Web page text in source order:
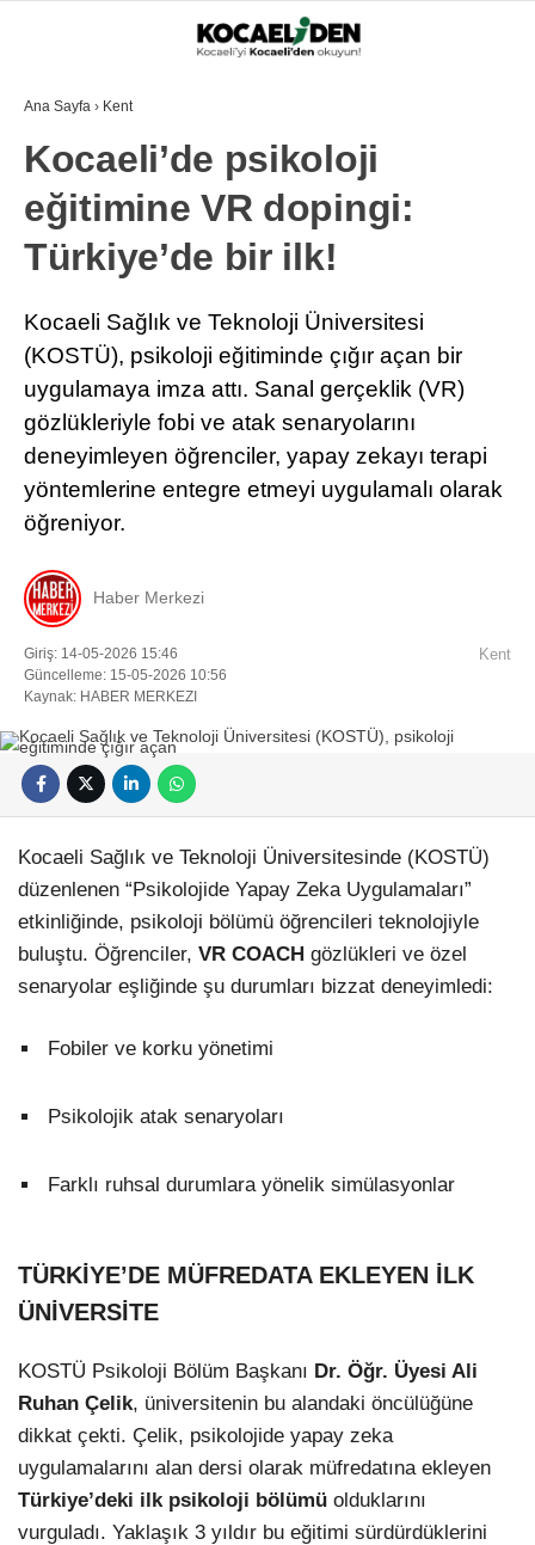
Ana Sayfa › Kent
Kocaeli’de psikoloji
eğitimine VR dopingi:
Türkiye’de bir ilk!
Kocaeli Sağlık ve Teknoloji Üniversitesi
(KOSTÜ), psikoloji eğitiminde çığır açan bir
uygulamaya imza attı. Sanal gerçeklik (VR)
gözlükleriyle fobi ve atak senaryolarını
deneyimleyen öğrenciler, yapay zekayı terapi
yöntemlerine entegre etmeyi uygulamalı olarak
öğreniyor.
Haber Merkezi
Giriş: 14-05-2026 15:46
Güncelleme: 15-05-2026 10:56
Kaynak: HABER MERKEZI
Kent
Kocaeli Sağlık ve Teknoloji Üniversitesinde (KOSTÜ)
düzenlenen “Psikolojide Yapay Zeka Uygulamaları”
etkinliğinde, psikoloji bölümü öğrencileri teknolojiyle
buluştu. Öğrenciler, VR COACH gözlükleri ve özel
senaryolar eşliğinde şu durumları bizzat deneyimledi:
Fobiler ve korku yönetimi
Psikolojik atak senaryoları
Farklı ruhsal durumlara yönelik simülasyonlar
TÜRKİYE’DE MÜFREDATA EKLEYEN İLK
ÜNİVERSİTE
KOSTÜ Psikoloji Bölüm Başkanı Dr. Öğr. Üyesi Ali
Ruhan Çelik, üniversitenin bu alandaki öncülüğüne
dikkat çekti. Çelik, psikolojide yapay zeka
uygulamalarını alan dersi olarak müfredatına ekleyen
Türkiye’deki ilk psikoloji bölümü olduklarını
vurguladı. Yaklaşık 3 yıldır bu eğitimi sürdürdüklerini